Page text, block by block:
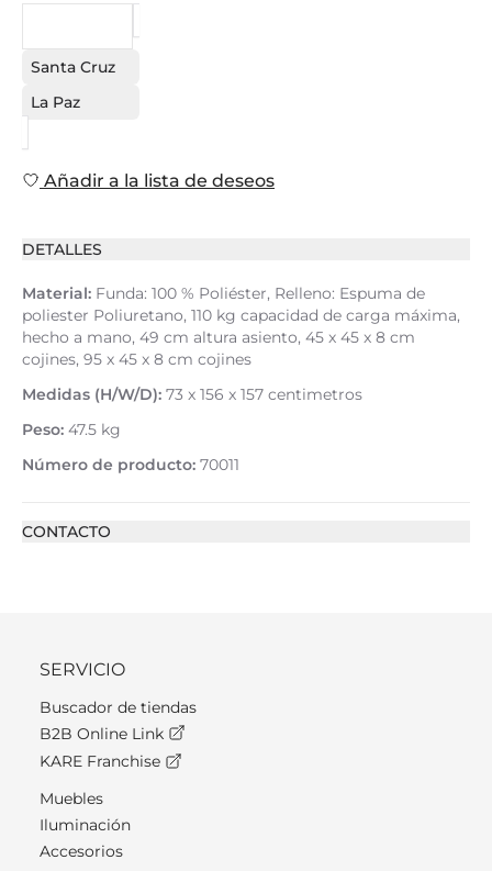
Santa Cruz
La Paz
Añadir a la lista de deseos
DETALLES
Material: Funda: 100 % Poliéster, Relleno: Espuma de
poliester Poliuretano, 110 kg capacidad de carga máxima,
hecho a mano, 49 cm altura asiento, 45 x 45 x 8 cm
cojines, 95 x 45 x 8 cm cojines
Medidas (H/W/D): 73 x 156 x 157 centimetros
Peso: 47.5 kg
Número de producto: 70011
CONTACTO
SERVICIO
Buscador de tiendas
B2B Online Link
KARE Franchise
Muebles
Iluminación
Accesorios